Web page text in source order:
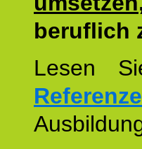
beruflich
Lesen